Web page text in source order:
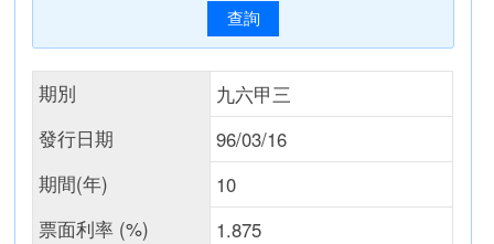
期別
九六甲三
發行日期
96/03/16
期間(年)
10
票面利率 (%)
1.875